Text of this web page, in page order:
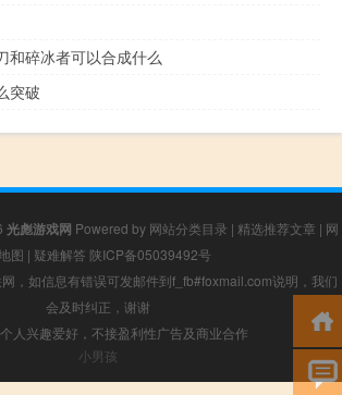
和碎冰者可以合成什么
突破
光彪游戏网 Powered by 网站分类目录 | 精选推荐文章 | 网
图 | 疑难解答 陕ICP备05039492号
，如信息有错误可发邮件到f_fb#foxmail.com说明，我们
会及时纠正，谢谢
人兴趣爱好，不接盈利性广告及商业合作
小男孩